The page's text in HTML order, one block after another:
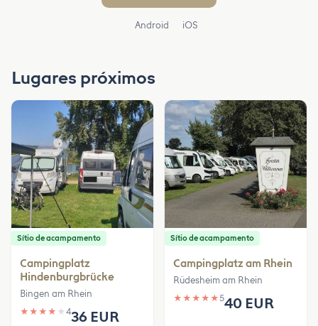
Android iOS
Lugares próximos
Sítio de acampamento
Campingplatz
Hindenburgbrücke
Bingen am Rhein
★ ★ ★ ★ ★ 436 EUR
Sítio de acampamento
Campingplatz am Rhein
Rüdesheim am Rhein
★ ★ ★ ★ ★540 EUR